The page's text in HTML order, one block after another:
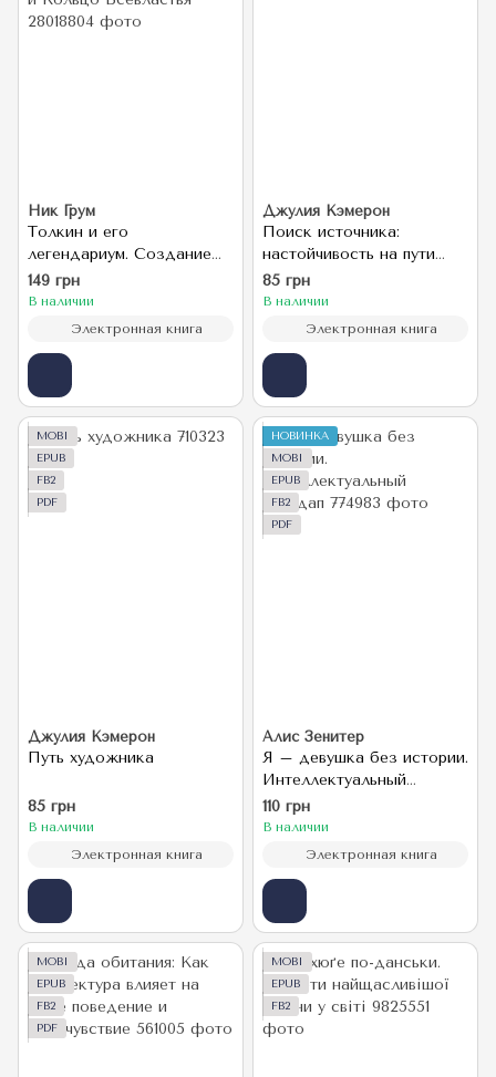
Ник Грум
Толкин и его
легендариум. Создание
языков, мифический эпос,
бесконечное Средиземье
и Кольцо Всевластья
149 грн
В наличии
Электронная книга
Джулия Кэмерон
Поиск источника:
настойчивость на пути
художника
85 грн
В наличии
Электронная книга
MOBI
EPUB
FB2
PDF
Джулия Кэмерон
Путь художника
85 грн
В наличии
Электронная книга
НОВИНКА
MOBI
EPUB
FB2
PDF
Алис Зенитер
Я – девушка без истории.
Интеллектуальный
стендап
110 грн
В наличии
Электронная книга
MOBI
EPUB
FB2
PDF
MOBI
EPUB
FB2